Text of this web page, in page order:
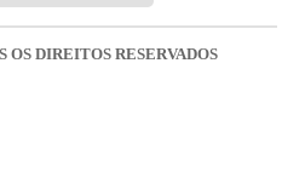
OS DIREITOS RESERVADOS